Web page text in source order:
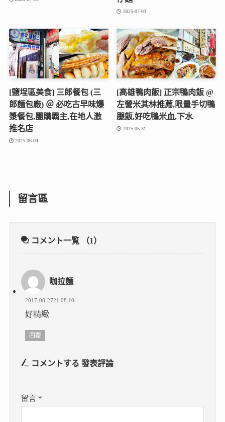
2025-07-03
[鹽埕區美食] 三郎餐包 (三
郎麵包廠) ＠ 必吃古早味爆
漿餐包,團購霸主,在地人激
推名店
2025-06-04
[高雄鴨肉飯] 正宗鴨肉飯 @
左營米其林推薦,限量手切鴨
腿飯,好吃鴨米血,下水
2025-05-31
留言區
コメント一覧 （1）
咖拉麵
2017-08-2721:08:10
好精緻
回覆
コメントする發表評論
留言 *